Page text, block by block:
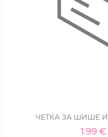
ЧЕТКА ЗА ШИШЕ И
1.99 €